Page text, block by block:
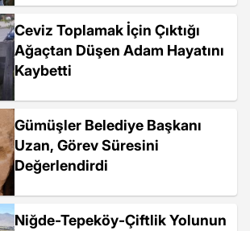
Ceviz Toplamak İçin Çıktığı
Ağaçtan Düşen Adam Hayatını
Kaybetti
Gümüşler Belediye Başkanı
Uzan, Görev Süresini
Değerlendirdi
Niğde-Tepeköy-Çiftlik Yolunun